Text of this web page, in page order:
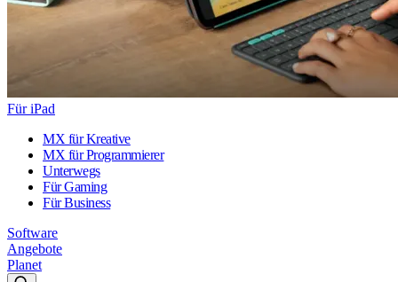
Für iPad
MX für Kreative
MX für Programmierer
Unterwegs
Für Gaming
Für Business
Software
Angebote
Planet